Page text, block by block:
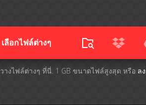
เลือกไฟล์ต่างๆ​
วางไฟล์ต่างๆ​ ที่นี่. 1 GB ขนาดไฟล์สูงสุด หรือ ล